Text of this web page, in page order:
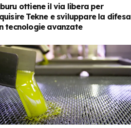
ottiene il via libera per
Tekne e sviluppare la difesa
tecnologie avanzate